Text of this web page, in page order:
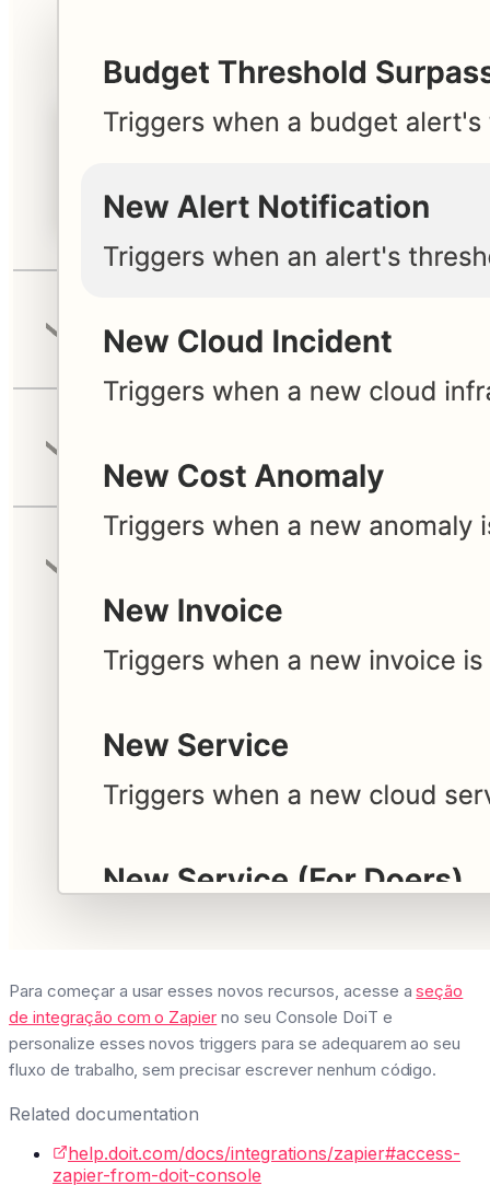
Para começar a usar esses novos recursos, acesse aseção
de integração com o Zapier no seu Console DoiT e
personalize esses novos triggers para se adequarem ao seu
fluxo de trabalho, sem precisar escrever nenhum código.
Related documentation
help.doit.com/docs/integrations/zapier#access-
zapier-from-doit-console